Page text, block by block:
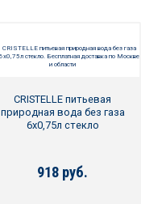
CRISTELLE питьевая
природная вода без газа
6х0,75л стекло
918 руб.